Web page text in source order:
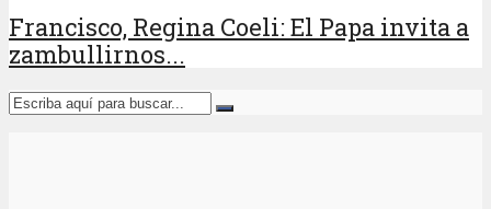
Francisco, Regina Coeli: El Papa invita a
zambullirnos...